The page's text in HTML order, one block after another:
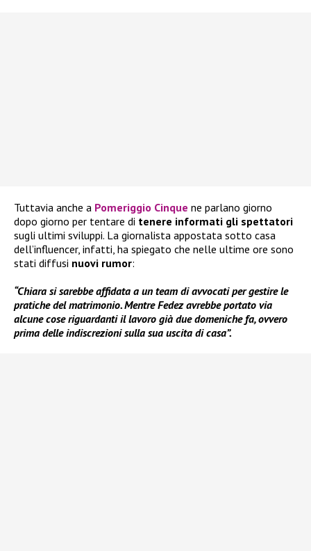
Tuttavia anche a Pomeriggio Cinque ne parlano giorno
dopo giorno per tentare di tenere informati gli spettatori
sugli ultimi sviluppi. La giornalista appostata sotto casa
dell’influencer, infatti, ha spiegato che nelle ultime ore sono
stati diffusi nuovi rumor:
“Chiara si sarebbe affidata a un team di avvocati per gestire le
pratiche del matrimonio. Mentre Fedez avrebbe portato via
alcune cose riguardanti il lavoro già due domeniche fa, ovvero
prima delle indiscrezioni sulla sua uscita di casa”.